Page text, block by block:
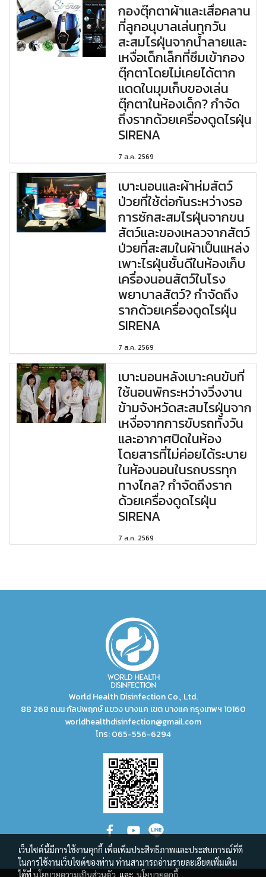
กองตุ๊กตาผ้าและเสื่อคลาน
ที่ลูกอนุบาลเล่นทุกวัน
สะสมไรฝุ่นจากน้ำลายและ
เหงื่อเด็กเล็กที่ซึมเข้ากอง
ตุ๊กตาโดยไม่เคยได้ตาก
แดดในมุมเก็บของเล่น
ตุ๊กตาในห้องเด็ก? กำจัด
ถึงรากด้วยเครื่องดูดไรฝุ่น
SIRENA
7 ส.ค. 2569
เบาะนอนและผ้าห่มสัตว์
ป่วยที่ใช้ต่อกันระหว่างรอ
การซักสะสมไรฝุ่นจากขน
สัตว์และของเหลวจากสัตว์
ป่วยที่สะสมในผ้าเป็นแหล่ง
เพาะไรฝุ่นชั้นดีในห้องเก็บ
เครื่องนอนสัตว์ในโรง
พยาบาลสัตว์? กำจัดถึง
รากด้วยเครื่องดูดไรฝุ่น
SIRENA
7 ส.ค. 2569
เบาะนอนหลังเบาะคนขับที่
ใช้นอนพักระหว่างวิ่งงาน
ข้ามจังหวัดสะสมไรฝุ่นจาก
เหงื่อจากการขับรถทั้งวัน
และอากาศปิดในห้อง
โดยสารที่ไม่ค่อยได้ระบาย
ในห้องนอนในรถบรรทุก
ทางไกล? กำจัดถึงราก
ด้วยเครื่องดูดไรฝุ่น
SIRENA
7 ส.ค. 2569
World Health Disinfection Co., Ltd.
88 268 ถนน กัลปพฤกษ์ แขวง บางแค เขต บางแค กรุงเทพฯ 10160
worldhealthdisinfection@gmail.com
โทร:065-556-6294
เว็บไซต์นี้มีการใช้งานคุกกี้ เพื่อเพิ่มประสิทธิภาพและประสบการณ์ที่ดี
ในการใช้งานเว็บไซต์ของท่าน ท่านสามารถอ่านรายละเอียดเพิ่มเติม
ได้ที่นโยบายความเป็นส่วนตัว และ นโยบายคุกกี้